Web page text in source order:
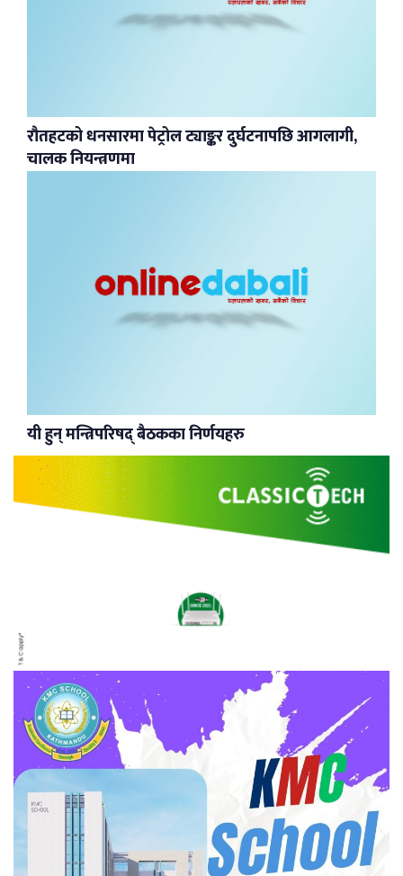
रौतहटको धनसारमा पेट्रोल ट्याङ्कर दुर्घटनापछि आगलागी,
चालक नियन्त्रणमा
यी हुन् मन्त्रिपरिषद् बैठकका निर्णयहरु